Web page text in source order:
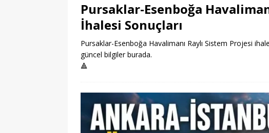
Pursaklar-Esenboğa
İhalesi Sonuçları
Pursaklar-Esenboğa Havalimanı Raylı Sistem Projesi
güncel bilgiler burada.
🔺